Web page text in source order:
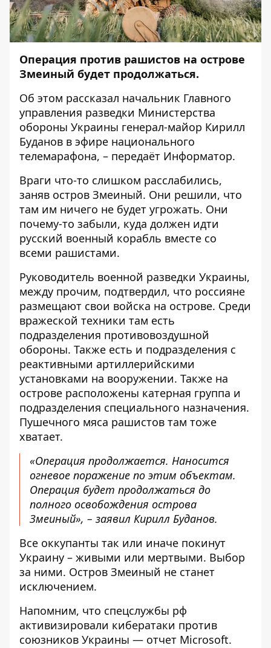
Операция против рашистов на острове
Змеиный будет продолжаться.
Об этом рассказал начальник Главного
управления разведки Министерства
обороны Украины генерал-майор Кирилл
Буданов в эфире национального
телемарафона, – передаёт Информатор.
Враги что-то слишком расслабились,
заняв остров Змеиный. Они решили, что
там им ничего не будет угрожать. Они
почему-то забыли, куда должен идти
русский военный корабль вместе со
всеми рашистами.
Руководитель военной разведки Украины,
между прочим, подтвердил, что россияне
размещают свои войска на острове. Среди
вражеской техники там есть
подразделения противовоздушной
обороны. Также есть и подразделения с
реактивными артиллерийскими
установками на вооружении. Также на
острове расположены катерная группа и
подразделения специального назначения.
Пушечного мяса рашистов там тоже
хватает.
«Операция продолжается. Наносится
огневое поражение по этим объектам.
Операция будет продолжаться до
полного освобождения острова
Змеиный», – заявил Кирилл Буданов.
Все оккупанты так или иначе покинут
Украину – живыми или мертвыми. Выбор
за ними. Остров Змеиный не станет
исключением.
Напомним, что спецслужбы рф
активизировали кибератаки против
союзников Украины — отчет Microsoft.